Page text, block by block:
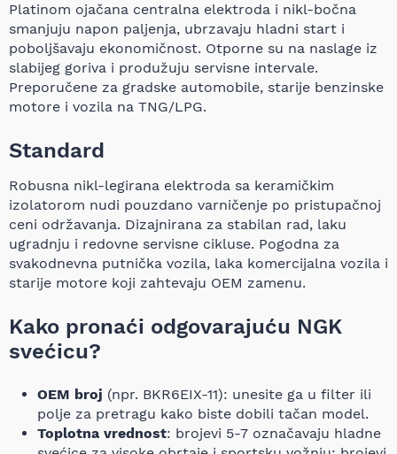
Platinom ojačana centralna elektroda i nikl-bočna
smanjuju napon paljenja, ubrzavaju hladni start i
poboljšavaju ekonomičnost. Otporne su na naslage iz
slabijeg goriva i produžuju servisne intervale.
Preporučene za gradske automobile, starije benzinske
motore i vozila na TNG/LPG.
Standard
Robusna nikl-legirana elektroda sa keramičkim
izolatorom nudi pouzdano varničenje po pristupačnoj
ceni održavanja. Dizajnirana za stabilan rad, laku
ugradnju i redovne servisne cikluse. Pogodna za
svakodnevna putnička vozila, laka komercijalna vozila i
starije motore koji zahtevaju OEM zamenu.
Kako pronaći odgovarajuću NGK
svećicu?
OEM broj (npr. BKR6EIX-11): unesite ga u filter ili
polje za pretragu kako biste dobili tačan model.
Toplotna vrednost: brojevi 5-7 označavaju hladne